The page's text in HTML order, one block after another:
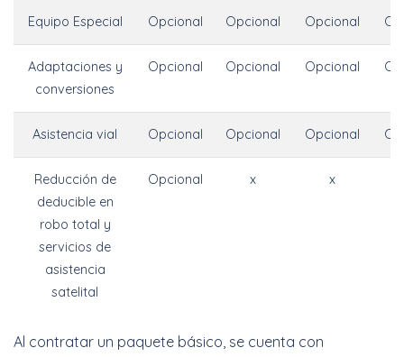
Equipo Especial Opcional Opcional Opcional
Adaptaciones y
conversiones
Opcional Opcional Opcional
Asistencia vial Opcional Opcional Opcional
Reducción de
deducible en
robo total y
servicios de
asistencia
satelital
Opcional x x
Al contratar un paquete básico, se cuenta con